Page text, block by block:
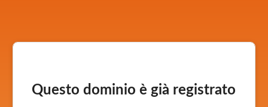
Questo dominio è già registrato